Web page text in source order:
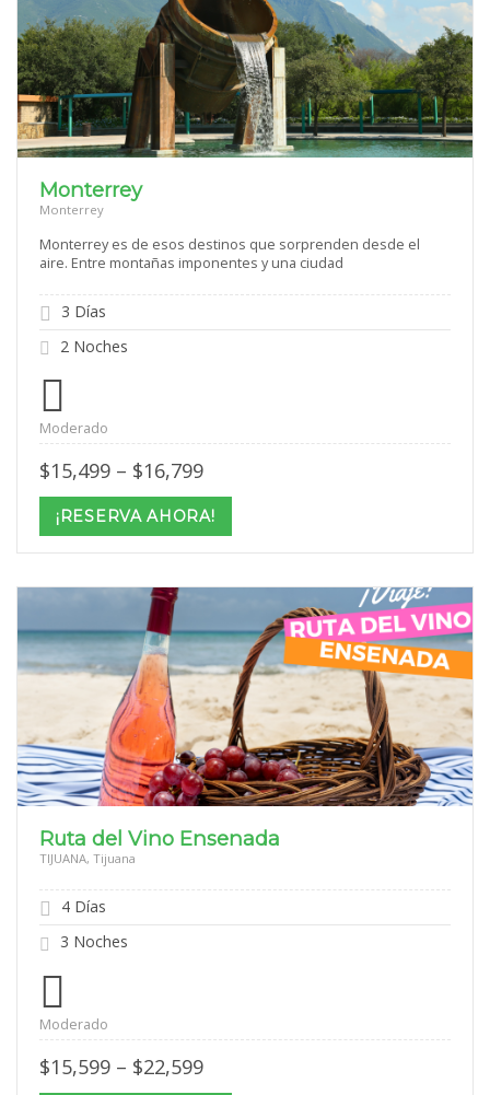
Monterrey
Monterrey
Monterrey es de esos destinos que sorprenden desde el
aire. Entre montañas imponentes y una ciudad
3 Días
2 Noches
Moderado
$15,499 – $16,799Price
$15,499
through
$16,799
¡RESERVA AHORA!
Ruta del Vino Ensenada
TIJUANA, Tijuana
4 Días
3 Noches
Moderado
$15,599 – $22,599Price